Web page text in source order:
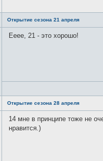
Открытие сезона 21 апреля
Ееее, 21 - это хорошо!
Открытие сезона 28 апреля
14 мне в принципе тоже не
нравится.)